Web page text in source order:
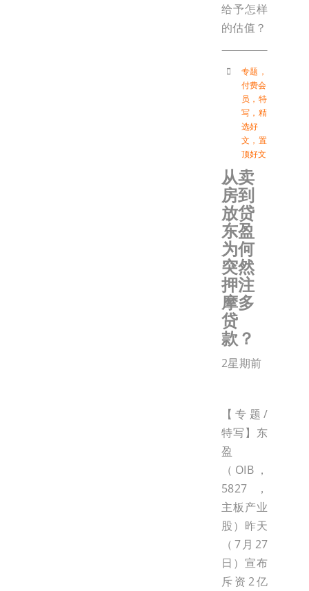
给予怎样
的估值？
专题 ，
付费会
员 ， 特
写 ， 精
选好
文 ， 置
顶好文
从卖
房到
放贷
东盈
为何
突然
押注
摩多
贷
款？
2星期前
【专题/
特写】东
盈
（OIB，
5827，
主板产业
股）昨天
（7月27
日）宣布
斥资2亿